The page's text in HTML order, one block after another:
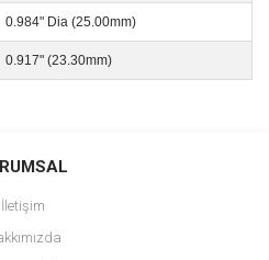
0.984" Dia (25.00mm)
0.917" (23.30mm)
yorumu siz yapın!
görüntülenemiyor.
İletişim